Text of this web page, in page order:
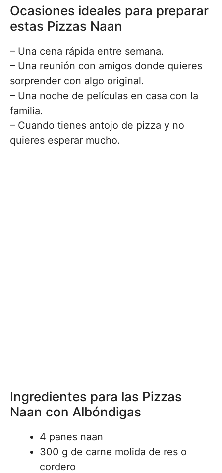
Ocasiones ideales para preparar
estas Pizzas Naan
– Una cena rápida entre semana.
– Una reunión con amigos donde quieres
sorprender con algo original.
– Una noche de películas en casa con la
familia.
– Cuando tienes antojo de pizza y no
quieres esperar mucho.
Ingredientes para las Pizzas
Naan con Albóndigas
4 panes naan
300 g de carne molida de res o
cordero